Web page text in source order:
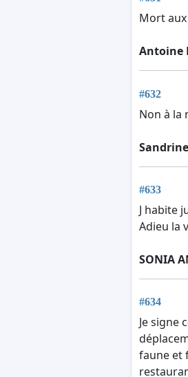
Mort
Antoine
#632
Non à la
#633
J habite
Adieu la
SONIA
#634
Je signe
faune et